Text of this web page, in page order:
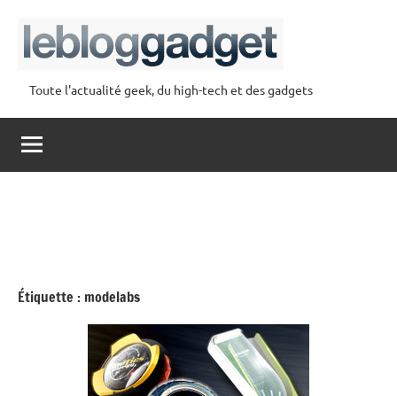
contenu
lebloggadget
Toute l'actualité geek, du high-tech et des gadgets
Étiquette : modelabs